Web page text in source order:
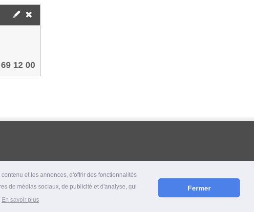
et les annonces, d'offrir des fonctionnalités
de médias sociaux, de publicité et d'analyse, qui
En savoir plus
Fermer
12 00